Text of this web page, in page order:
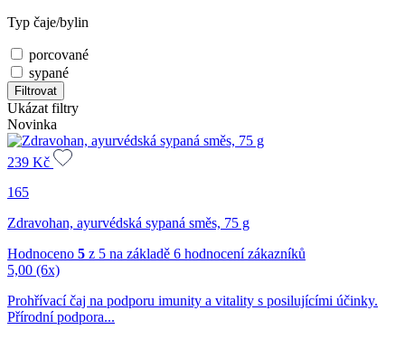
Typ čaje/bylin
porcované
sypané
Filtrovat
Ukázat filtry
Novinka
239 Kč
165
Zdravohan, ayurvédská sypaná směs, 75 g
Hodnoceno 5 z 5 na základě 6 hodnocení zákazníků
5,00 (6x)
Prohřívací čaj na podporu imunity a vitality s posilujícími účinky.
Přírodní podpora...